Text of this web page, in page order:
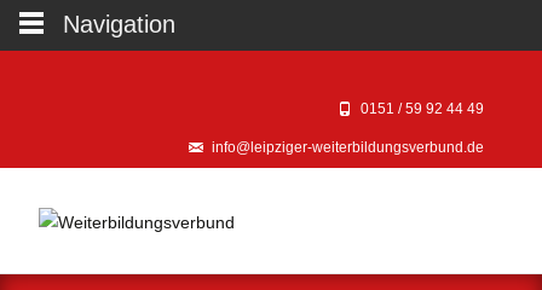
0151 / 59 92 44 49‬
info@leipziger-weiterbildungsverbund.de
Navigation